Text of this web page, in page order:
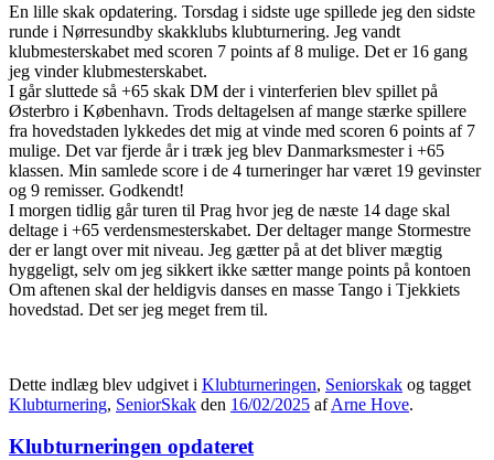
En lille skak opdatering. Torsdag i sidste uge spillede jeg den sidste
runde i Nørresundby skakklubs klubturnering. Jeg vandt
klubmesterskabet med scoren 7 points af 8 mulige. Det er 16 gang
jeg vinder klubmesterskabet.
I går sluttede så +65 skak DM der i vinterferien blev spillet på
Østerbro i København. Trods deltagelsen af mange stærke spillere
fra hovedstaden lykkedes det mig at vinde med scoren 6 points af 7
mulige. Det var fjerde år i træk jeg blev Danmarksmester i +65
klassen. Min samlede score i de 4 turneringer har været 19 gevinster
og 9 remisser. Godkendt!
I morgen tidlig går turen til Prag hvor jeg de næste 14 dage skal
deltage i +65 verdensmesterskabet. Der deltager mange Stormestre
der er langt over mit niveau. Jeg gætter på at det bliver mægtig
hyggeligt, selv om jeg sikkert ikke sætter mange points på kontoen
Om aftenen skal der heldigvis danses en masse Tango i Tjekkiets
hovedstad. Det ser jeg meget frem til.
Dette indlæg blev udgivet i Klubturneringen, Seniorskak og tagget
Klubturnering, SeniorSkak den 16/02/2025 afArne Hove.
Klubturneringen opdateret